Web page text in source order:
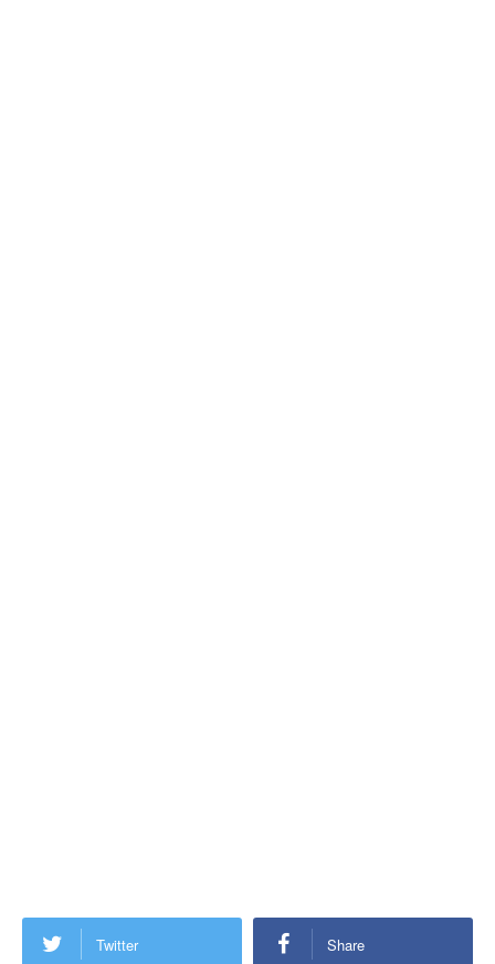
Twitter Share